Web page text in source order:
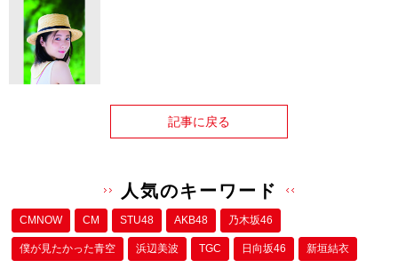
記事に戻る
人気のキーワード
CMNOW CM STU48 AKB48 乃木坂46
僕が⾒たかった⻘空 浜辺美波 TGC 日向坂46 新垣結衣